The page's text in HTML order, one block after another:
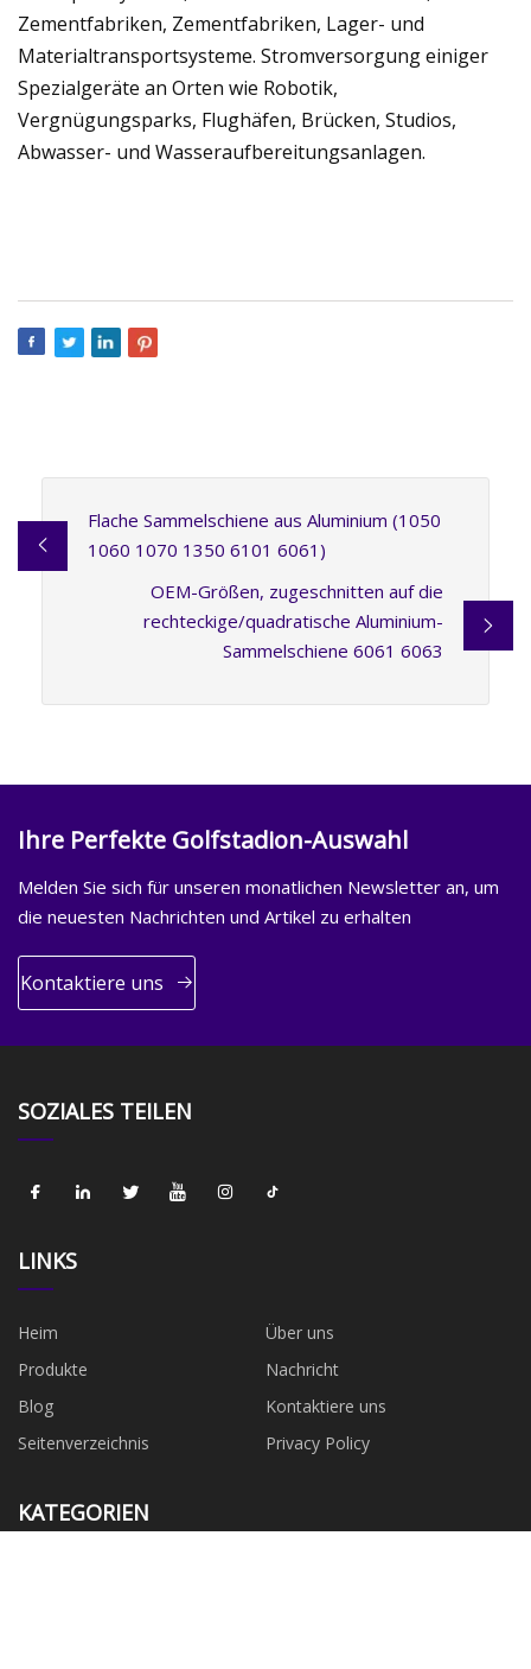
Zementfabriken, Zementfabriken, Lager- und
Materialtransportsysteme. Stromversorgung einiger
Spezialgeräte an Orten wie Robotik,
Vergnügungsparks, Flughäfen, Brücken, Studios,
Abwasser- und Wasseraufbereitungsanlagen.
Flache Sammelschiene aus Aluminium (1050
1060 1070 1350 6101 6061)
OEM-Größen, zugeschnitten auf die
rechteckige/quadratische Aluminium-
Sammelschiene 6061 6063
Ihre Perfekte Golfstadion-Auswahl
Melden Sie sich für unseren monatlichen Newsletter an, um
die neuesten Nachrichten und Artikel zu erhalten
Kontaktiere uns
SOZIALES TEILEN
LINKS
Heim
Über uns
Produkte
Nachricht
Blog
Kontaktiere uns
Seitenverzeichnis
Privacy Policy
KATEGORIEN